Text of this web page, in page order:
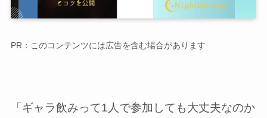
PR：このコンテンツには広告を含む場合があります
「ギャラ飲みって1人で参加しても大丈夫なのか